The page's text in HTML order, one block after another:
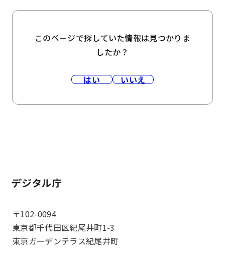
このページで探していた情報は見つかりま
したか？
はい いいえ
ホーム
〒102-0094
東京都千代田区紀尾井町1-3
東京ガーデンテラス紀尾井町